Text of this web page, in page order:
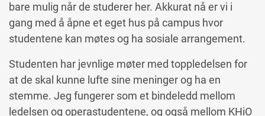
bare mulig når de studerer her. Akkurat nå er vi i
gang med å åpne et eget hus på campus hvor
studentene kan møtes og ha sosiale arrangement.
Studenten har jevnlige møter med toppledelsen for
at de skal kunne lufte sine meninger og ha en
stemme. Jeg fungerer som et bindeledd mellom
ledelsen og operastudentene, og også mellom KHiO